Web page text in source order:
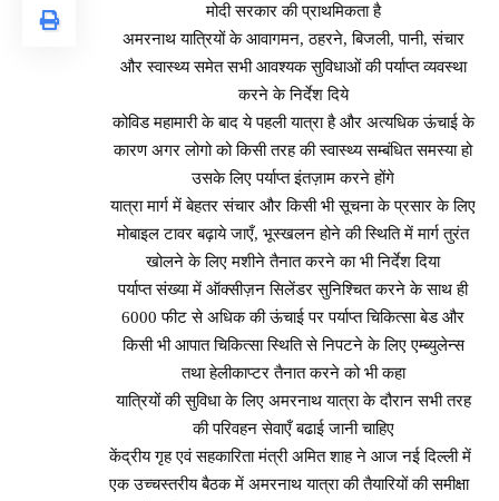
मोदी सरकार की प्राथमिकता है
अमरनाथ यात्रियों के आवागमन, ठहरने, बिजली, पानी, संचार
और स्वास्थ्य समेत सभी आवश्यक सुविधाओं की पर्याप्त व्यवस्था
करने के निर्देश दिये
कोविड महामारी के बाद ये पहली यात्रा है और अत्यधिक ऊंचाई के
कारण अगर लोगो को किसी तरह की स्वास्थ्य सम्बंधित समस्या हो
उसके लिए पर्याप्त इंतज़ाम करने होंगे
यात्रा मार्ग में बेहतर संचार और किसी भी सूचना के प्रसार के लिए
मोबाइल टावर बढ़ाये जाएँ, भूस्खलन होने की स्थिति में मार्ग तुरंत
खोलने के लिए मशीने तैनात करने का भी निर्देश दिया
पर्याप्त संख्या में ऑक्सीज़न सिलेंडर सुनिश्चित करने के साथ ही
6000 फीट से अधिक की ऊंचाई पर पर्याप्त चिकित्सा बेड और
किसी भी आपात चिकित्सा स्थिति से निपटने के लिए एम्ब्युलेन्स
तथा हेलीकाप्टर तैनात करने को भी कहा
यात्रियों की सुविधा के लिए अमरनाथ यात्रा के दौरान सभी तरह
की परिवहन सेवाएँ बढाई जानी चाहिए
केंद्रीय गृह एवं सहकारिता मंत्री अमित शाह ने आज नई दिल्ली में
एक उच्चस्तरीय बैठक में अमरनाथ यात्रा की तैयारियों की समीक्षा